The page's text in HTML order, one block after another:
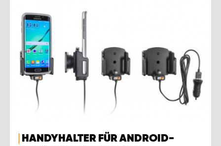
HANDYHALTER FÜR ANDROID-